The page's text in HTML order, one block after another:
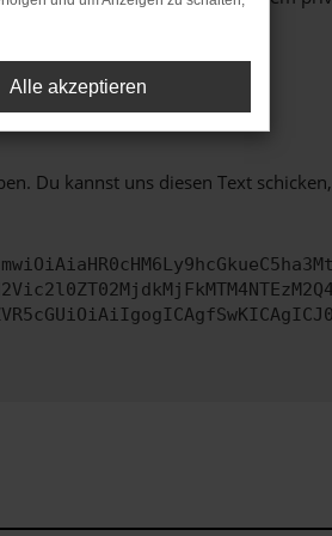
mehr unterstützt werden.
Du kannst uns diesen Text
Alle akzeptieren